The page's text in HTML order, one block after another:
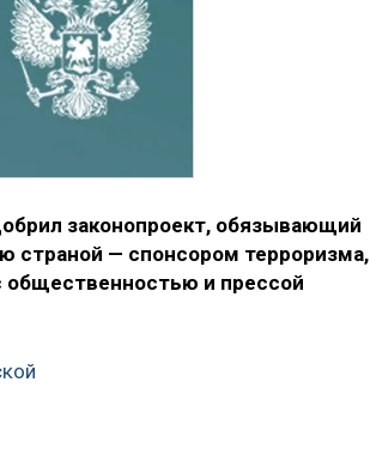
законопроект, обязывающий
страной — спонсором терроризма,
общественностью и прессой